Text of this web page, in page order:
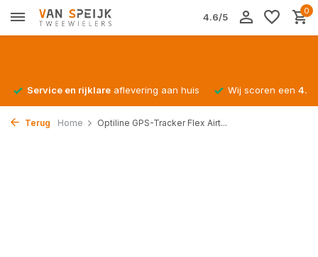
4.6/5
0
Service en rijklare aflevering aan huis Wij scoren een
Terug Home Optiline GPS-Tracker Flex Airt...